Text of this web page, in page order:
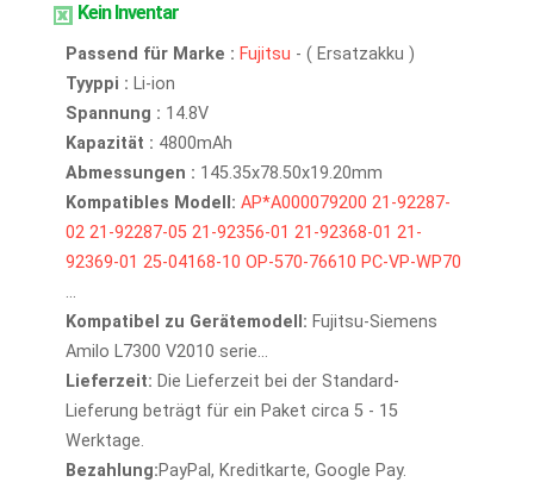
Kein Inventar
Passend für Marke : Fujitsu - ( Ersatzakku )
Tyyppi : Li-ion
Spannung : 14.8V
Kapazität : 4800mAh
Abmessungen : 145.35x78.50x19.20mm
Kompatibles Modell: AP*A000079200 21-92287-
02 21-92287-05 21-92356-01 21-92368-01 21-
92369-01 25-04168-10 OP-570-76610 PC-VP-WP70
...
Kompatibel zu Gerätemodell: Fujitsu-Siemens
Amilo L7300 V2010 serie...
Lieferzeit: Die Lieferzeit bei der Standard-
Lieferung beträgt für ein Paket circa 5 - 15
Werktage.
Bezahlung:PayPal, Kreditkarte, Google Pay.